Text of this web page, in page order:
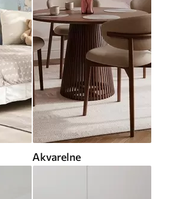
Akvarelne